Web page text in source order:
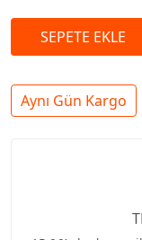
Aynı Gün Kargo